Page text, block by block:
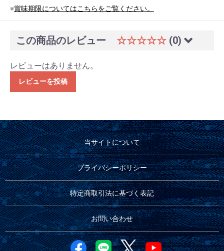
※賞味期限についてはこちらをご覧ください。
この商品のレビュー ☆☆☆☆☆ (0)
レビューはありません。
レビューを投稿
当サイトについて
プライバシーポリシー
特定商取引法に基づく表記
お問い合わせ